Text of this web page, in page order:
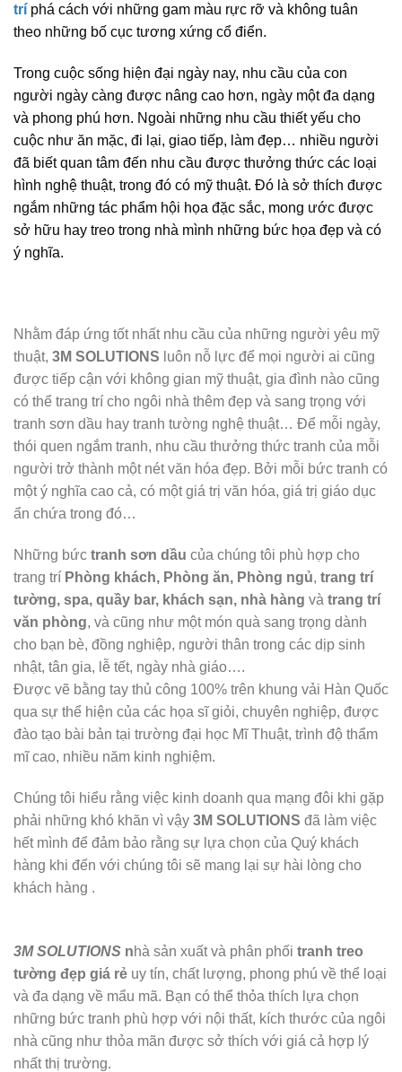
trí phá cách với những gam màu rực rỡ và không tuân
theo những bố cục tương xứng cổ điển.
Trong cuộc sống hiện đại ngày nay, nhu cầu của con
người ngày càng được nâng cao hơn, ngày một đa dạng
và phong phú hơn. Ngoài những nhu cầu thiết yếu cho
cuộc như ăn mặc, đi lại, giao tiếp, làm đẹp… nhiều người
đã biết quan tâm đến nhu cầu được thưởng thức các loại
hình nghệ thuật, trong đó có mỹ thuật. Đó là sở thích được
ngắm những tác phẩm hội họa đặc sắc, mong ước được
sở hữu hay treo trong nhà mình những bức họa đẹp và có
ý nghĩa.
Nhằm đáp ứng tốt nhất nhu cầu của những người yêu mỹ
thuật, 3M SOLUTIONS luôn nỗ lực để mọi người ai cũng
được tiếp cận với không gian mỹ thuật, gia đình nào cũng
có thể trang trí cho ngôi nhà thêm đẹp và sang trọng với
tranh sơn dầu hay tranh tường nghệ thuật… Để mỗi ngày,
thói quen ngắm tranh, nhu cầu thưởng thức tranh của mỗi
người trở thành một nét văn hóa đẹp. Bởi mỗi bức tranh có
một ý nghĩa cao cả, có một giá trị văn hóa, giá trị giáo dục
ẩn chứa trong đó…
Những bức tranh sơn dầu của chúng tôi phù hợp cho
trang trí Phòng khách, Phòng ăn, Phòng ngủ, trang trí
tường, spa, quầy bar, khách sạn, nhà hàng và trang trí
văn phòng, và cũng như một món quà sang trọng dành
cho bạn bè, đồng nghiệp, người thân trong các dịp sinh
nhật, tân gia, lễ tết, ngày nhà giáo….
Được vẽ bằng tay thủ công 100% trên khung vải Hàn Quốc
qua sự thể hiện của các họa sĩ giỏi, chuyên nghiệp, được
đào tạo bài bản tại trường đại học Mĩ Thuật, trình độ thẩm
mĩ cao, nhiều năm kinh nghiệm.
Chúng tôi hiểu rằng việc kinh doanh qua mạng đôi khi gặp
phải những khó khăn vì vậy 3M SOLUTIONS đã làm việc
hết mình để đảm bảo rằng sự lựa chọn của Quý khách
hàng khi đến với chúng tôi sẽ mang lại sự hài lòng cho
khách hàng .
3M SOLUTIONS nhà sản xuất và phân phối tranh treo
tường đẹp giá rẻ uy tín, chất lượng, phong phú về thể loại
và đa dạng về mẩu mã. Bạn có thể thỏa thích lựa chọn
những bức tranh phù hợp với nội thất, kích thước của ngôi
nhà cũng như thỏa mãn được sở thích với giá cả hợp lý
nhất thị trường.